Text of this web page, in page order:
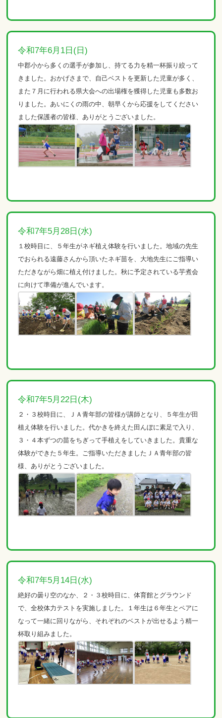
令和7年6月1日(日)
中郡小から多くの選手が参加し、持てる力を精一杯振り絞って
きました。おかげさまで、自己ベストを更新した児童が多く、
また７月に行われる県大会への出場権を獲得した児童も多数お
りました。あいにくの雨の中、朝早くから応援をしてください
ました保護者の皆様、ありがとうございました。
令和7年5月28日(水)
１校時目に、５年生がネギ植え体験を行いました。地域の先生
でおられる遠藤さんから頂いたネギ苗を、大地先生にご指導い
ただきながら畑に植え付けました。秋に予定されている芋煮会
に向けて準備が進んでいます。
令和7年5月22日(木)
２・３校時目に、ＪＡ青年部の皆様が講師となり、５年生が田
植え体験を行いました。代かきを終えた田んぼに素足で入り、
３・４本ずつの苗をちぎって手植えをしていきました。貴重な
体験ができた５年生。ご指導いただきましたＪＡ青年部の皆
様、ありがとうございました。
令和7年5月14日(水)
絶好の曇り空のなか、２・３校時目に、体育館とグラウンド
で、全校体力テストを実施しました。１年生は６年生とペアに
なって一緒に回りながら、それぞれのベストが出せるよう精一
杯取り組みました。